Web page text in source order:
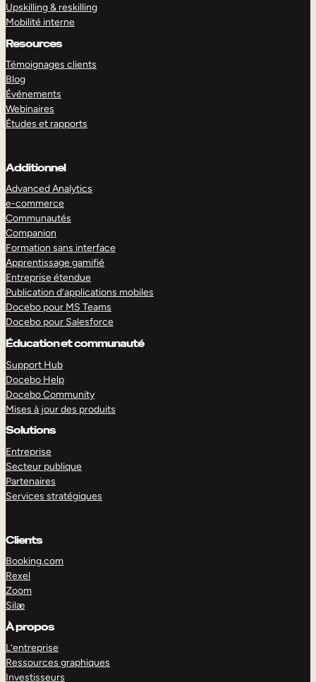
Upskilling & reskilling
Mobilité interne
Resources
Témoignages clients
Blog
Événements
Webinaires
Études et rapports
Additionnel
Advanced Analytics
e-commerce
Communautés
Companion
Formation sans interface
Apprentissage gamifié
Entreprise étendue
Publication d’applications mobiles
Docebo pour MS Teams
Docebo pour Salesforce
Éducation et communauté
Support Hub
Docebo Help
Docebo Community
Mises à jour des produits
Solutions
Entreprise
Secteur publique
Partenaires
Services stratégiques
Clients
Booking.com
Rexel
Zoom
Silæ
À propos
L’entreprise
Ressources graphiques
Investisseurs